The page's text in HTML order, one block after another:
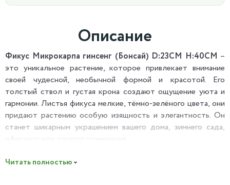
Описание
Фикус Микрокарпа гинсенг (Бонсай) D:23CM H:40CM –
это уникальное растение, которое привлекает внимание
своей чудесной, необычной формой и красотой. Его
толстый ствол и густая крона создают ощущение уюта и
гармонии. Листья фикуса мелкие, тёмно-зелёного цвета, они
придают растению особую изящность и элегантность. Он
станет шикарным украшением вашего дома, зимнего сада,
офисного или другого помещения.
Читать полностью